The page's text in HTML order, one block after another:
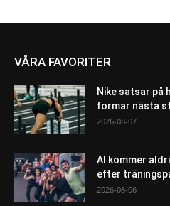
VÅRA FAVORITER
Nike satsar på
formar nästa
2026-08-07
AI kommer
efter
2026-08-06